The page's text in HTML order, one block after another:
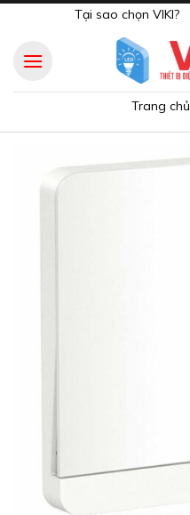
content
Tại sao chọn VIKI?
Trang chủ